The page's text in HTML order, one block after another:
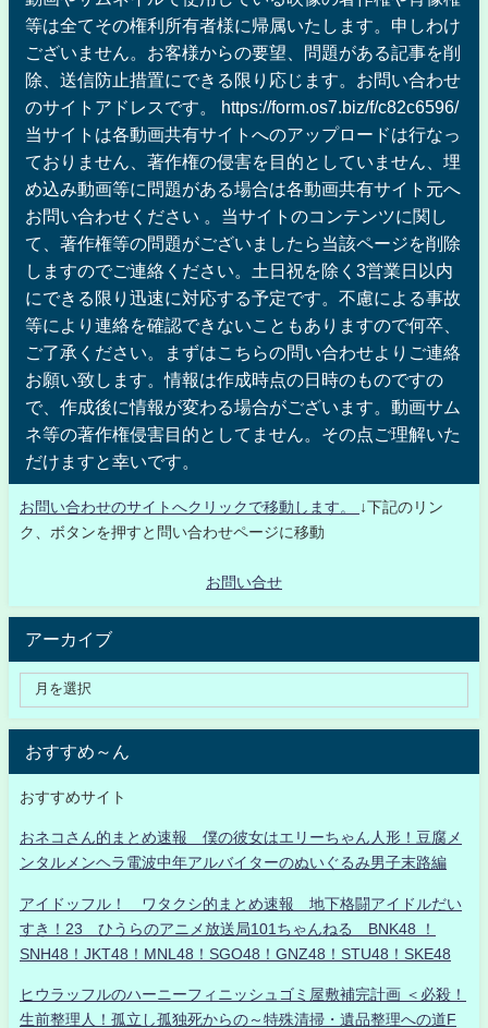
等は全てその権利所有者様に帰属いたします。申しわけ
ございません。お客様からの要望、問題がある記事を削
除、送信防止措置にできる限り応じます。お問い合わせ
のサイトアドレスです。 https://form.os7.biz/f/c82c6596/
当サイトは各動画共有サイトへのアップロードは行なっ
ておりません、著作権の侵害を目的としていません、埋
め込み動画等に問題がある場合は各動画共有サイト元へ
お問い合わせください 。当サイトのコンテンツに関し
て、著作権等の問題がございましたら当該ページを削除
しますのでご連絡ください。土日祝を除く3営業日以内
にできる限り迅速に対応する予定です。不慮による事故
等により連絡を確認できないこともありますので何卒、
ご了承ください。まずはこちらの問い合わせよりご連絡
お願い致します。情報は作成時点の日時のものですの
で、作成後に情報が変わる場合がございます。動画サム
ネ等の著作権侵害目的としてません。その点ご理解いた
だけますと幸いです。
お問い合わせのサイトへクリックで移動します。
↓下記のリン
ク、ボタンを押すと問い合わせページに移動
お問い合せ
アーカイブ
おすすめ～ん
おすすめサイト
おネコさん的まとめ速報 僕の彼女はエリーちゃん人形！豆腐メ
ンタルメンヘラ電波中年アルバイターのぬいぐるみ男子末路編
アイドッフル！ ワタクシ的まとめ速報 地下格闘アイドルだい
すき！23 ひうらのアニメ放送局101ちゃんねる BNK48 ！
SNH48！JKT48！MNL48！SGO48！GNZ48！STU48！SKE48
ヒウラッフルのハーニーフィニッシュゴミ屋敷補完計画 ＜必殺！
生前整理人！孤立し孤独死からの～特殊清掃・遺品整理への道F